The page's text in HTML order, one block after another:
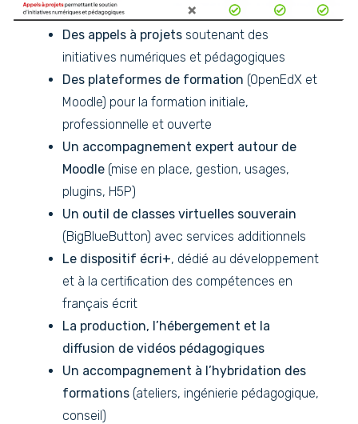
Des appels à projetssoutenant des
initiatives numériques et pédagogiques
Des plateformes de formation (OpenEdX et
Moodle) pour la formation initiale,
professionnelle et ouverte
Un accompagnement expert autour de
Moodle(mise en place, gestion, usages,
plugins, H5P)
Un outil de classes virtuelles souverain
(BigBlueButton) avec services additionnels
Le dispositif écri+, dédié au développement
et à la certification des compétences en
français écrit
La production, l’hébergement et la
diffusion de vidéos pédagogiques
Un accompagnement à l’hybridation des
formations(ateliers, ingénierie pédagogique,
conseil)